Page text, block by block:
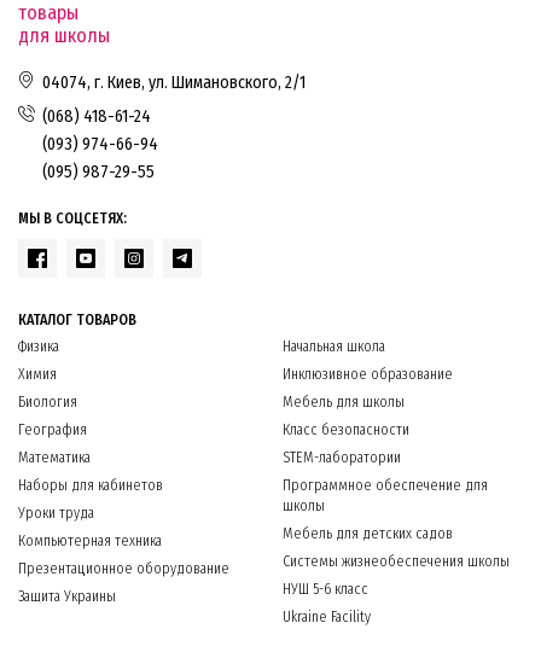
товары
для школы
04074, г. Киев, ул. Шимановского, 2/1
(068) 418-61-24
(093) 974-66-94
(095) 987-29-55
МЫ В СОЦСЕТЯХ:
КАТАЛОГ ТОВАРОВ
Физика
Химия
Биология
География
Математика
Наборы для кабинетов
Уроки труда
Компьютерная техника
Презентационное оборудование
Защита Украины
Начальная школа
Инклюзивное образование
Мебель для школы
Класс безопасности
STEM-лаборатории
Программное обеспечение для
школы
Мебель для детских садов
Системы жизнеобеспечения школы
НУШ 5-6 класс
Ukraine Facility